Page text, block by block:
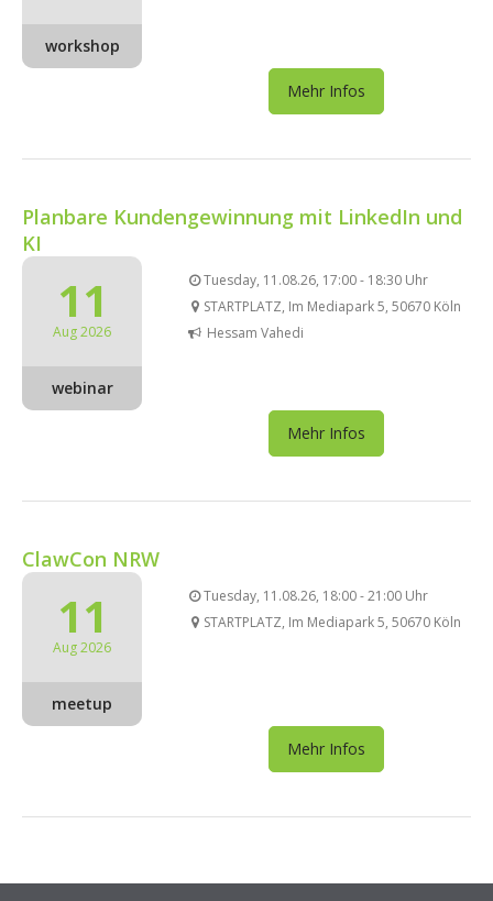
workshop
Mehr Infos
Planbare Kundengewinnung mit LinkedIn und
KI
11
Aug 2026
webinar
Tuesday, 11.08.26, 17:00 - 18:30 Uhr
STARTPLATZ, Im Mediapark 5, 50670 Köln
Hessam Vahedi
Mehr Infos
ClawCon NRW
11
Aug 2026
meetup
Tuesday, 11.08.26, 18:00 - 21:00 Uhr
STARTPLATZ, Im Mediapark 5, 50670 Köln
Mehr Infos